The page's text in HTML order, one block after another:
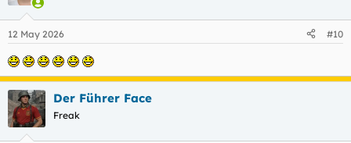
e
:
12 May 2026 #10
Der Führer Face
Freak